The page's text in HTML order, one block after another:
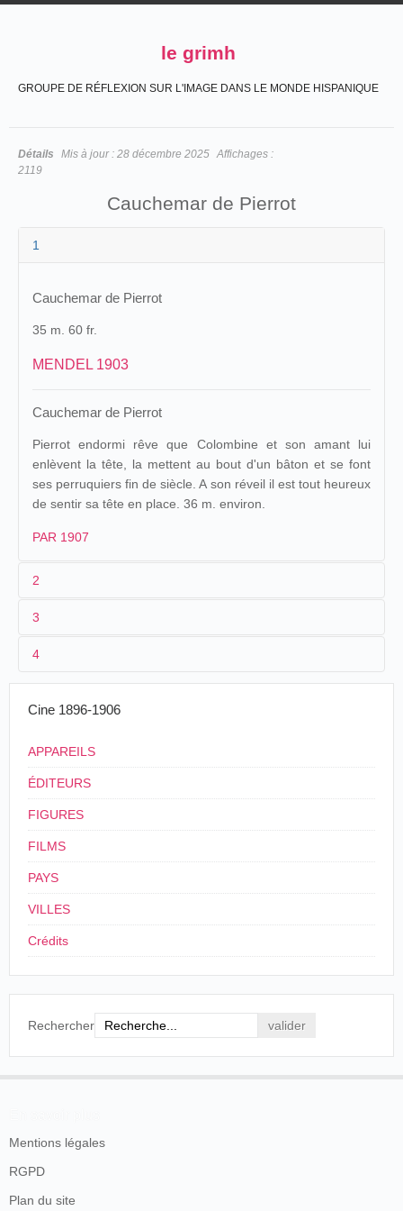
le grimh
GROUPE DE RÉFLEXION SUR L'IMAGE DANS LE MONDE HISPANIQUE
Détails Mis à jour : 28 décembre 2025 Affichages :
2119
Cauchemar de Pierrot
1
Cauchemar de Pierrot
35 m. 60 fr.
MENDEL 1903
Cauchemar de Pierrot
Pierrot endormi rêve que Colombine et son amant lui
enlèvent la tête, la mettent au bout d'un bâton et se font
ses perruquiers fin de siècle. A son réveil il est tout heureux
de sentir sa tête en place. 36 m. environ.
PAR 1907
2
1
2
3
<09/05/1903
36 m.
4
France.Paris
3
09/05/1903
géantRadiguet et
Cauchemar
4
Cine 1896-1906
APPAREILS
ÉDITEURS
FIGURES
FILMS
PAYS
VILLES
Crédits
Rechercher
Mentions légales
RGPD
Plan du site